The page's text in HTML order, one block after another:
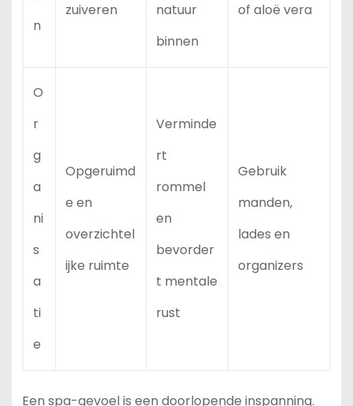
n
zuiveren
natuur
binnen
of aloë vera
O
r
g
a
ni
s
a
ti
e
Opgeruimd
e en
overzichtel
ijke ruimte
Verminde
rt
rommel
en
bevorder
t mentale
rust
Gebruik
manden,
lades en
organizers
Een spa-gevoel is een doorlopende inspanning.